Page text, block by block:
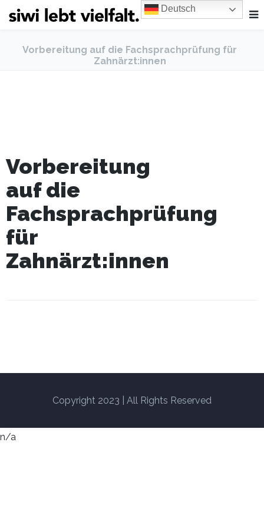
Vorbereitung auf die Fachsprachprüfung für
Zahnärzt:innen
Vorbereitung
auf die
Fachsprachprüfung
für
Zahnärzt:innen
Copyright 2023 | All Rights Reserved
Deutsch
n/a